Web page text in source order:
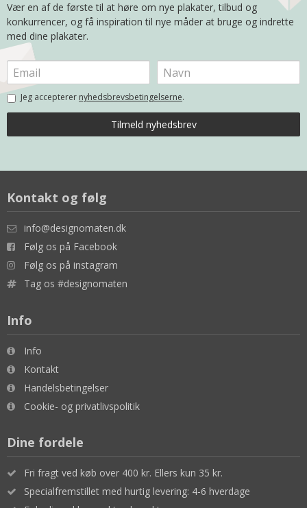
Vær en af de første til at høre om nye plakater, tilbud og
konkurrencer, og få inspiration til nye måder at bruge og indrette
med dine plakater.
Jeg accepterer nyhedsbrevsbetingelserne.
Kontakt og følg
info@designomaten.dk
Følg os på Facebook
Følg os på instagram
Tag os #designomaten
Info
Info
Kontakt
Handelsbetingelser
Cookie- og privatlivspolitik
Dine fordele
Fri fragt ved køb over 400 kr. Ellers kun 35 kr.
Specialfremstillet med hurtig levering: 4-6 hverdage